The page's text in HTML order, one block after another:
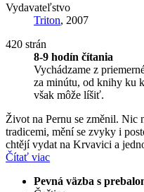
Vydavateľstvo
Triton, 2007
420 strán
8-9 hodín čítania
Vychádzame z
za minútu, od knihy ku
však môže líšiť.
Život na Pernu se změnil. Nic
tradicemi, mění se zvyky i
chtějí vydat na Krvavici a
Čítať viac
Pevná väzba s